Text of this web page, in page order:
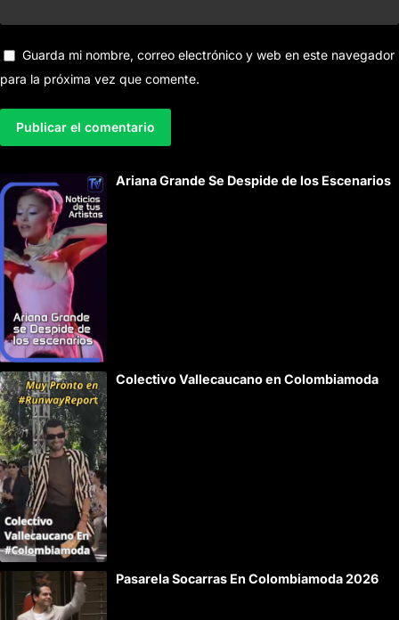
Guarda mi nombre, correo electrónico y web en este navegador
para la próxima vez que comente.
l
r
i
v
e
:
Ariana Grande Se Despide de los Escenarios
Pasarela Socarras En Colombiamoda 2026